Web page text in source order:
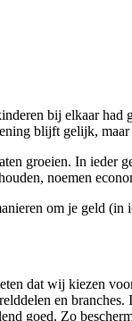
bij elkaar
blijft gelijk,
groeien. In
noemen
om je geld (in
dat wij kiezen
en
goed. Zo